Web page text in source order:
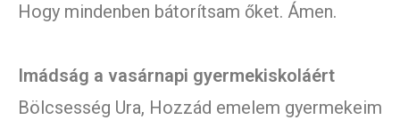
Hogy mindenben bátorítsam őket. Ámen.
Imádság a vasárnapi gyermekiskoláért
Bölcsesség Ura, Hozzád emelem gyermekeim